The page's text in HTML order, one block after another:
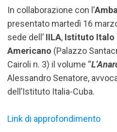
In collaborazione con l’
presentato martedì 16
sede dell’ IILA, Istituto Italo
Americano (Palazzo
Cairoli n. 3) il volume “
Alessandro Senatore,
dell’Istituto Italia-Cuba.
Link di approfondimento